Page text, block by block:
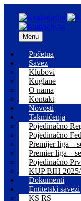
Menu
Početna
Savez
Klubovi
Kuglane
O nama
Kontakt
Novosti
Takmičenja
Pojedinačno
Pojedinačno
Premijer liga –
Premier liga –
Pojedinačno
KUP BIH
Dokumenti
Entitetski savezi
KS RS